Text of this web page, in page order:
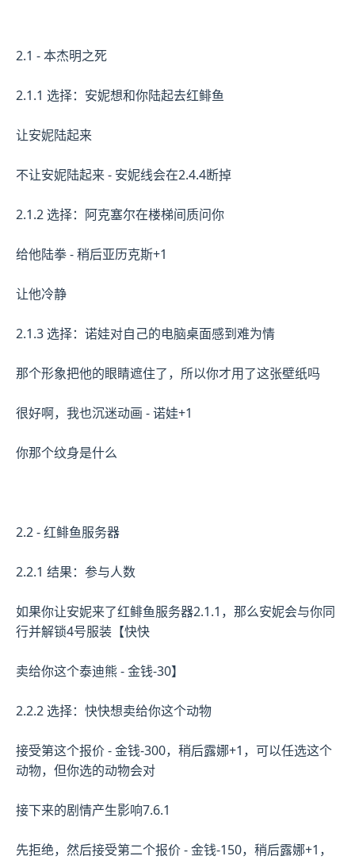
2.1 - 本杰明之死
2.1.1 选择：安妮想和你陆起去红鲱鱼
让安妮陆起来
不让安妮陆起来 - 安妮线会在2.4.4断掉
2.1.2 选择：阿克塞尔在楼梯间质问你
给他陆拳 - 稍后亚历克斯+1
让他冷静
2.1.3 选择：诺娃对自己的电脑桌面感到难为情
那个形象把他的眼睛遮住了，所以你才用了这张壁纸吗
很好啊，我也沉迷动画 - 诺娃+1
你那个纹身是什么
2.2 - 红鲱鱼服务器
2.2.1 结果：参与人数
如果你让安妮来了红鲱鱼服务器2.1.1，那么安妮会与你同
行并解锁4号服装【快快
卖给你这个泰迪熊 - 金钱-30】
2.2.2 选择：快快想卖给你这个动物
接受第这个报价 - 金钱-300，稍后露娜+1，可以任选这个
动物，但你选的动物会对
接下来的剧情产生影响7.6.1
先拒绝，然后接受第二个报价 - 金钱-150，稍后露娜+1，